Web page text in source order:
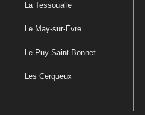
La Tessoualle
Le May-sur-Èvre
Le Puy-Saint-Bonnet
Les Cerqueux